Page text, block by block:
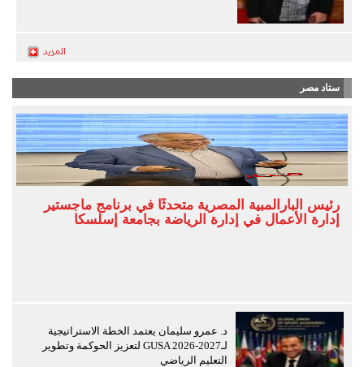
ستاد مصر
رئيس البارالمبية المصرية متحدثًا في برنامج ماجستير
إدارة الأعمال في إدارة الرياضة بجامعة إسلسكا
د. عمرو سليمان يعتمد الخطة الاستراتيجية
لـGUSA 2026-2027 لتعزيز الحوكمة وتطوير
التعليم الرياضي